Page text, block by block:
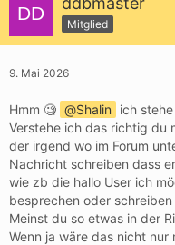
Mitglied
9. Mai 2026
Hmm 🧐 Shalin
ich
Verstehe ich das richtig du
der irgend wo im Forum
Nachricht schreiben dass
wie zb die hallo User ich
besprechen oder schreiben
Meinst du so etwas in der
Wenn ja wäre das nicht